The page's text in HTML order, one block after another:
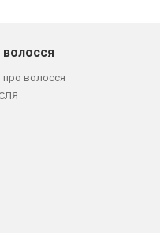
волосся
про волосся